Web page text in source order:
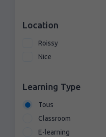
Location
Roissy
Nice
Learning Type
Tous
Classroom
E-learning